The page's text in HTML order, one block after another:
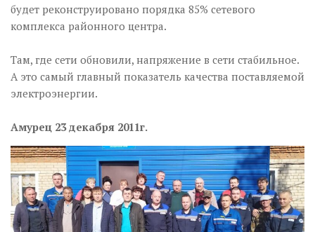
будет реконструировано порядка 85% сетевого
комплекса районного центра.
Там, где сети обновили, напряжение в сети стабильное.
А это самый главный показатель качества поставляемой
электроэнергии.
Амурец 23 декабря 2011г.